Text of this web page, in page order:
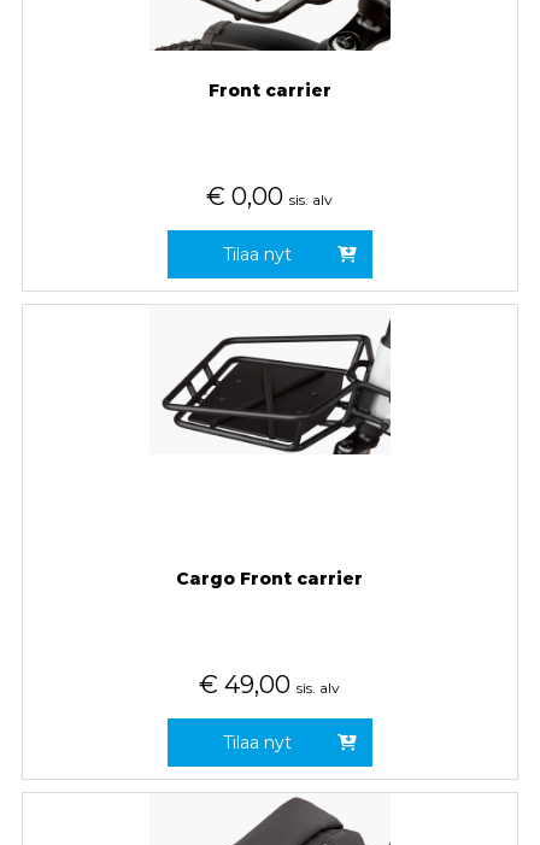
Front carrier
€ 0,00 sis. alv
Tilaa nyt
Cargo Front carrier
€ 49,00 sis. alv
Tilaa nyt